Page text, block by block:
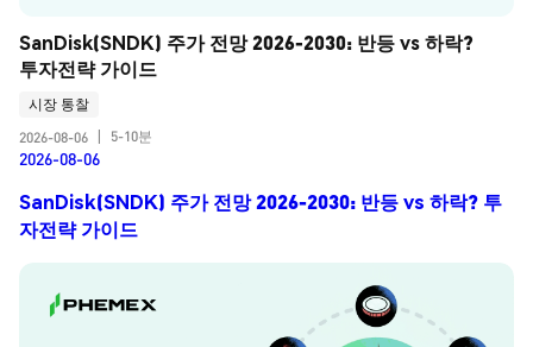
SanDisk(SNDK) 주가 전망 2026-2030: 반등 vs 하락?
투자전략 가이드
시장 통찰
2026-08-06
5-10분
2026-08-06
SanDisk(SNDK) 주가 전망 2026-2030: 반등 vs 하락? 투
자전략 가이드